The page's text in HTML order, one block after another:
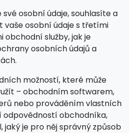
osobní údaje, souhlasíte a
vaše osobní údaje s třetími
služby, jak je
osobních údajů a
možností, které může
– obchodním softwarem,
nebo prováděním vlastních
odpovědností obchodníka,
jaký je pro něj správný způsob